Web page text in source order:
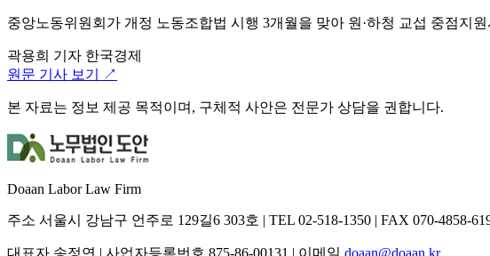
중앙노동위원회가 개정 노동조합법 시행 3개월을 맞아 원·하청 교섭 중점지
곽용희 기자 한국경제
원문 기사 보기 ↗
본 자료는 정보 제공 목적이며, 구체적 사안은 전문가 상담을 권합니다.
Doaan Labor Law Firm
주소 서울시 강남구 언주로 129길6 303호 | TEL 02-518-1350 | FAX 070-4858-
대표자 송정연 | 사업자등록번호 875-86-00131 | 이메일 doaan@doaan.kr